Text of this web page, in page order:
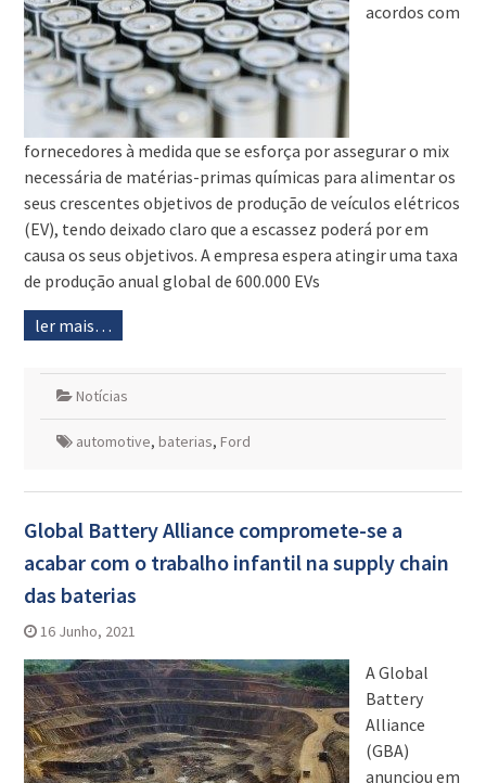
acordos com
fornecedores à medida que se esforça por assegurar o mix
necessária de matérias-primas químicas para alimentar os
seus crescentes objetivos de produção de veículos elétricos
(EV), tendo deixado claro que a escassez poderá por em
causa os seus objetivos. A empresa espera atingir uma taxa
de produção anual global de 600.000 EVs
ler mais…
Notícias
automotive, baterias, Ford
Global Battery Alliance compromete-se a
acabar com o trabalho infantil na supply chain
das baterias
16 Junho, 2021
A Global
Battery
Alliance
(GBA)
anunciou em